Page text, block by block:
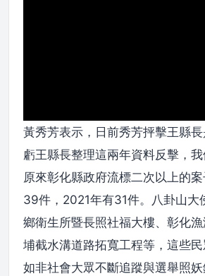
黃秀芳表示，日前秀芳抨擊王縣
虧王縣長整理這兩年資料反擊，我
原來彰化縣政府流標二次以上的
39件，2021年有31件。八卦山大
鄉衛生所暨長照社福大樓、彰化
埔截水溝道路拓寬工程等，這些民
如非社會大眾不斷追蹤與選舉照